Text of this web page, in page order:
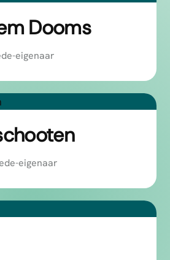
Dooms
eigenaar
eigenaar